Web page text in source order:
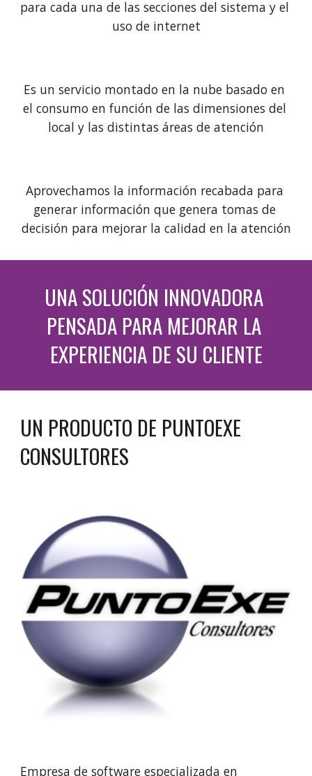
para cada una de las secciones del sistema y el
uso de internet
Es un servicio montado en la nube basado en
el consumo en función de las dimensiones del
local y las distintas áreas de atención
Aprovechamos la información recabada para
generar información que genera tomas de
decisión para mejorar la calidad en la atención
UNA SOLUCIÓN INNOVADORA
PENSADA PARA MEJORAR LA
EXPERIENCIA DE SU CLIENTE
UN PRODUCTO DE PUNTOEXE
CONSULTORES
Empresa de software especializada en